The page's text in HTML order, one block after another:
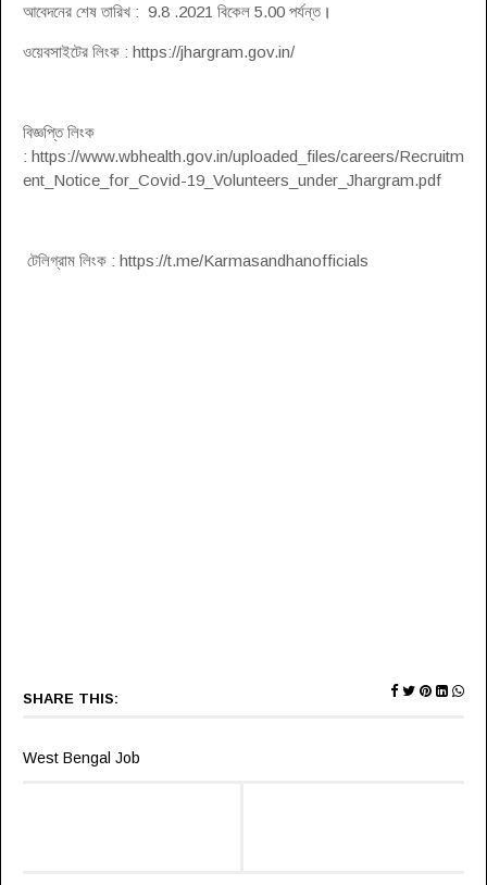
আবেদনের শেষ তারিখ : 9.8 .2021 বিকেল 5.00 পর্যন্ত ।
ওয়েবসাইটের লিংক : https://jhargram.gov.in/
বিজ্ঞপ্তি লিংক
: https://www.wbhealth.gov.in/uploaded_files/careers/Recruitm
ent_Notice_for_Covid-19_Volunteers_under_Jhargram.pdf
টেলিগ্রাম লিংক : https://t.me/Karmasandhanofficials
SHARE THIS:
West Bengal Job